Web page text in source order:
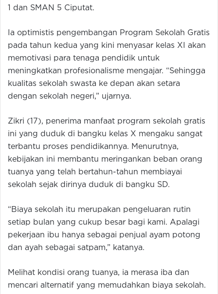
1 dan SMAN 5 Ciputat.
Ia optimistis pengembangan Program Sekolah Gratis
pada tahun kedua yang kini menyasar kelas XI akan
memotivasi para tenaga pendidik untuk
meningkatkan profesionalisme mengajar. “Sehingga
kualitas sekolah swasta ke depan akan setara
dengan sekolah negeri,” ujarnya.
Zikri (17), penerima manfaat program sekolah gratis
ini yang duduk di bangku kelas X mengaku sangat
terbantu proses pendidikannya. Menurutnya,
kebijakan ini membantu meringankan beban orang
tuanya yang telah bertahun-tahun membiayai
sekolah sejak dirinya duduk di bangku SD.
“Biaya sekolah itu merupakan pengeluaran rutin
setiap bulan yang cukup besar bagi kami. Apalagi
pekerjaan ibu hanya sebagai penjual ayam potong
dan ayah sebagai satpam,” katanya.
Melihat kondisi orang tuanya, ia merasa iba dan
mencari alternatif yang memudahkan biaya sekolah.